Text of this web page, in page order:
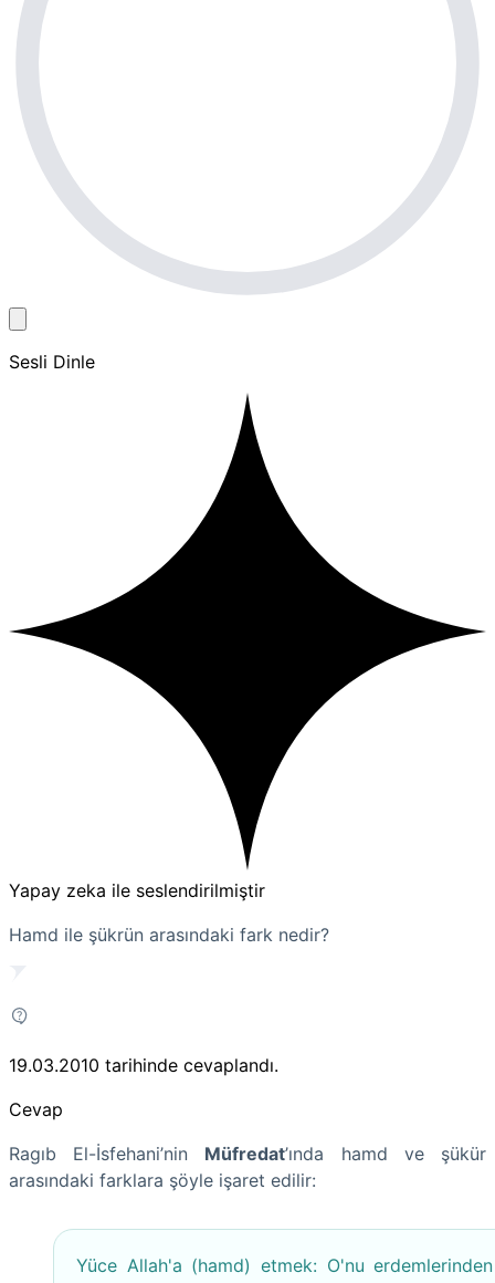
Sesli Dinle
Yapay zeka ile seslendirilmiştir
Hamd ile şükrün arasındaki fark nedir?
19.03.2010 tarihinde cevaplandı.
Cevap
Ragıb El-İsfehani’nin Müfredat’ında hamd ve şükür
arasındaki farklara şöyle işaret edilir:
Yüce Allah'a (hamd) etmek: O'nu